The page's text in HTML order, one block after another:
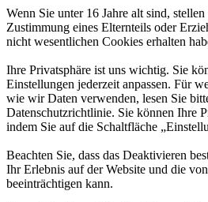
Wenn Sie unter 16 Jahre alt sind,
Zustimmung eines Elternteils oder
nicht wesentlichen Cookies erhalten
Ihre Privatsphäre ist uns wichtig. Sie
Einstellungen jederzeit anpassen. Für
wie wir Daten verwenden, lesen Sie
Datenschutzrichtlinie. Sie können Ihre
indem Sie auf die Schaltfläche
Beachten Sie, dass das Deaktivieren
Ihr Erlebnis auf der Website und die
beeinträchtigen kann.